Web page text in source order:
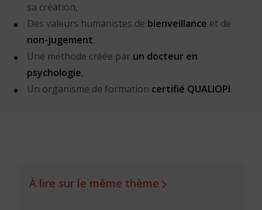
sa création,
Des valeurs humanistes de bienveillance et de
non-jugement,
Une méthode créée par un docteur en
psychologie,
Un organisme de formation certifié QUALIOPI.
À lire sur le même thème